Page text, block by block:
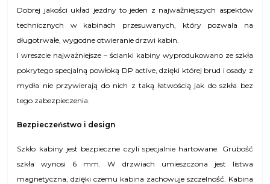
Dobrej jakości układ jezdny to jeden z najważniejszych aspektów
technicznych w kabinach przesuwanych, który pozwala na
długotrwałe, wygodne otwieranie drzwi kabin.
I wreszcie najważniejsze – ścianki kabiny wyprodukowano ze szkła
pokrytego specjalną powłoką DP active, dzięki której brud i osady z
mydła nie przywierają do nich z taką łatwością jak do szkła bez
tego zabezpieczenia.
Bezpieczeństwo i design
Szkło kabiny jest bezpieczne czyli specjalnie hartowane. Grubość
szkła wynosi 6 mm. W drzwiach umieszczona jest listwa
magnetyczna, dzięki czemu kabina zachowuje szczelność. Kabina